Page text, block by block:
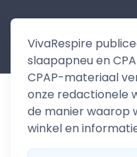
VivaRespire
slaapapneu en
CPAP-materiaal
onze redactionele
de manier waarop
winkel en